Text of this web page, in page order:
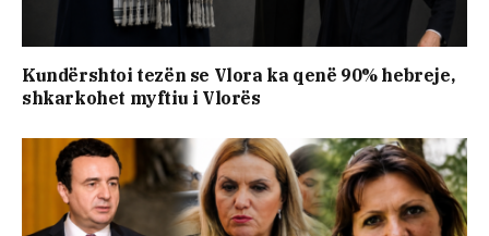
Kundërshtoi tezën se Vlora ka qenë 90% hebreje,
shkarkohet myftiu i Vlorës